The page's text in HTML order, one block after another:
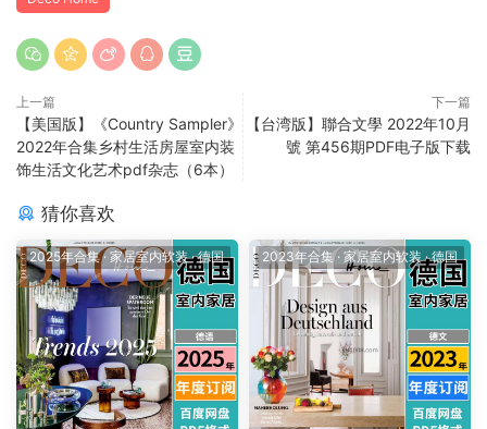
上一篇
【美国版】《Country Sampler》
2022年合集乡村生活房屋室内装
饰生活文化艺术pdf杂志（6本）
下一篇
【台湾版】聯合文學 2022年10月
號 第456期PDF电子版下载
猜你喜欢
2025年合集· 家居室内软装·德国 2023年合集· 家居室内软装·德国